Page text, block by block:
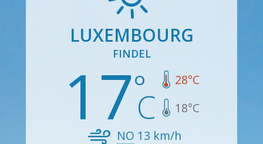
LUXEMBOURG
FINDEL
17 28°C
18°C
NO 13 km/h